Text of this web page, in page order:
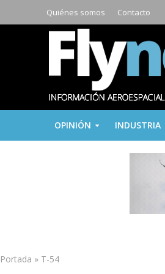
Quiénes somos Contacto
OPINIÓN INDUSTRIA
Portada » T-54